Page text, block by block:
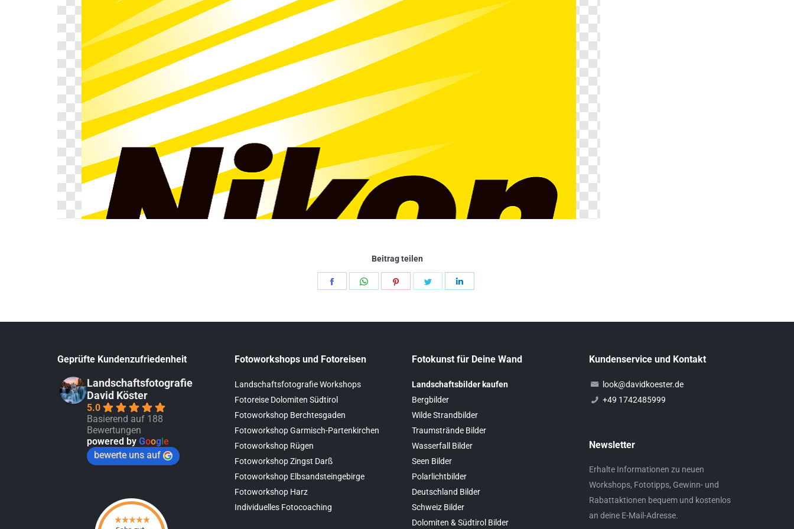
Beitrag teilen
Teilen
Teilen
Teilen
Geprüfte Kundenzufriedenheit
Landschaftsfotografie
David Köster
5.0
Basierend auf 188
Bewertungen
powered by Google
bewerte uns auf
Fotoworkshops und Fotoreisen
Landschaftsfotografie Workshops
Fotoreise Dolomiten Südtirol
Fotoworkshop Berchtesgaden
Fotoworkshop Garmisch-Partenkirchen
Fotoworkshop Rügen
Fotoworkshop Zingst Darß
Fotoworkshop Elbsandsteingebirge
Fotoworkshop Harz
Individuelles Fotocoaching
Fotokunst für Deine Wand
Landschaftsbilder kaufen
Bergbilder
Wilde Strandbilder
Traumstrände Bilder
Wasserfall Bilder
Seen Bilder
Polarlichtbilder
Deutschland Bilder
Schweiz Bilder
Dolomiten & Südtirol Bilder
Kundenservice und Kontakt
look@davidkoester.de
+49 1742485999
Newsletter
Erhalte Informationen zu neuen
Workshops, Fototipps, Gewinn- und
Rabattaktionen bequem und kostenlos
an deine E-Mail-Adresse.